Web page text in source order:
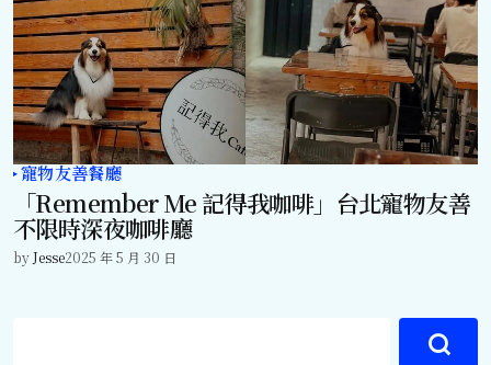
寵物友善餐廳
「Remember Me 記得我咖啡」台北寵物友善
不限時深夜咖啡廳
byJesse2025 年 5 月 30 日